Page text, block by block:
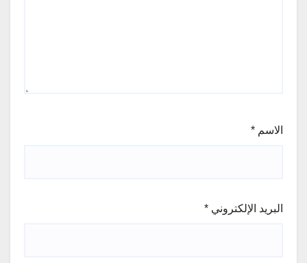
الاسم *
البريد الإلكتروني *